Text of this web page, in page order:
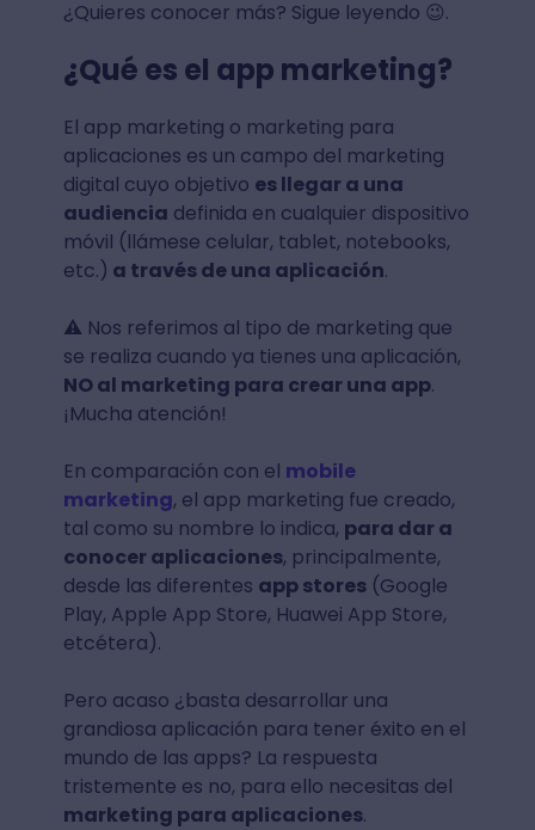
¿Quieres conocer más? Sigue leyendo 😉.
¿Qué es el app marketing?
El app marketing o marketing para
aplicaciones es un campo del marketing
digital cuyo objetivo es llegar a una
audiencia definida en cualquier dispositivo
móvil (llámese celular, tablet, notebooks,
etc.) a través de una aplicación.
⚠️ Nos referimos al tipo de marketing que
se realiza cuando ya tienes una aplicación,
NO al marketing para crear una app.
¡Mucha atención!
En comparación con el mobile
marketing, el app marketing fue creado,
tal como su nombre lo indica, para dar a
conocer aplicaciones, principalmente,
desde las diferentes app stores(Google
Play, Apple App Store, Huawei App Store,
etcétera).
Pero acaso ¿basta desarrollar una
grandiosa aplicación para tener éxito en el
mundo de las apps? La respuesta
tristemente es no, para ello necesitas del
marketing para aplicaciones.